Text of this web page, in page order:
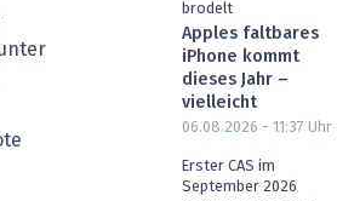
brodelt
Apples faltbares
iPhone kommt
dieses Jahr –
vielleicht
06.08.2026 - 11:37 Uhr
Erster CAS im
September 2026